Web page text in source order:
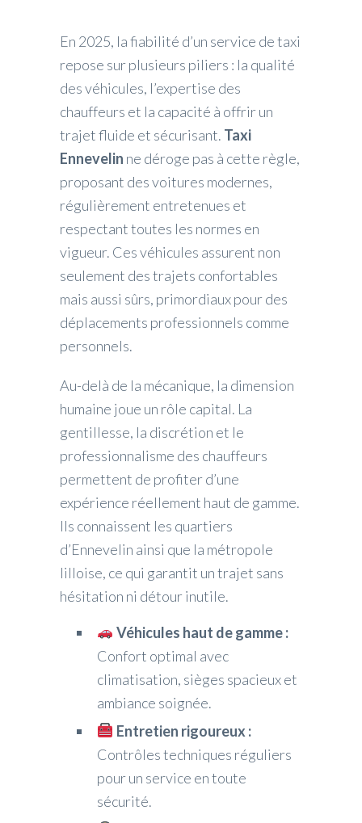
En 2025, la fiabilité d’un service de taxi
repose sur plusieurs piliers : la qualité
des véhicules, l’expertise des
chauffeurs et la capacité à offrir un
trajet fluide et sécurisant. Taxi
Ennevelin ne déroge pas à cette règle,
proposant des voitures modernes,
régulièrement entretenues et
respectant toutes les normes en
vigueur. Ces véhicules assurent non
seulement des trajets confortables
mais aussi sûrs, primordiaux pour des
déplacements professionnels comme
personnels.
Au-delà de la mécanique, la dimension
humaine joue un rôle capital. La
gentillesse, la discrétion et le
professionnalisme des chauffeurs
permettent de profiter d’une
expérience réellement haut de gamme.
Ils connaissent les quartiers
d’Ennevelin ainsi que la métropole
lilloise, ce qui garantit un trajet sans
hésitation ni détour inutile.
Véhicules haut de gamme :
Confort optimal avec
climatisation, sièges spacieux et
ambiance soignée.
Entretien rigoureux :
Contrôles techniques réguliers
pour un service en toute
sécurité.